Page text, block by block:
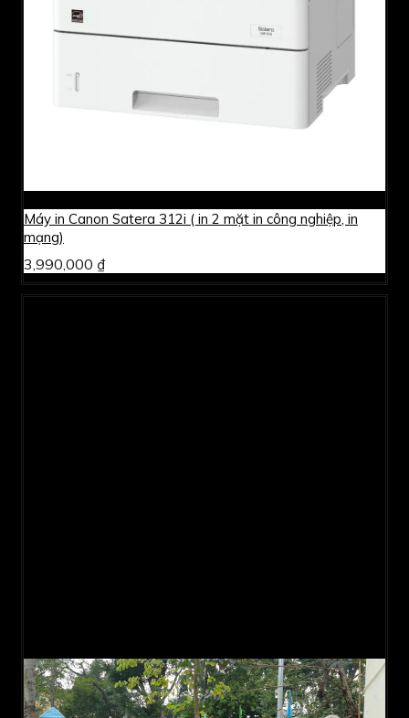
Máy in Canon Satera 312i ( in 2 mặt in công nghiệp, in
mạng)
3,990,000 ₫